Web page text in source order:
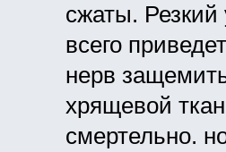
сжаты. Резкий
всего
нерв
хрящевой
смертельно.